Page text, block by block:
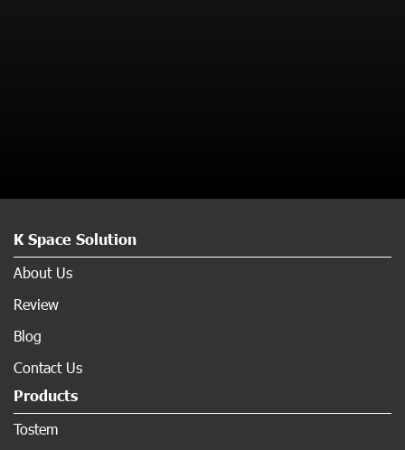
K Space Solution
About Us
Review
Blog
Contact Us
Products
Tostem